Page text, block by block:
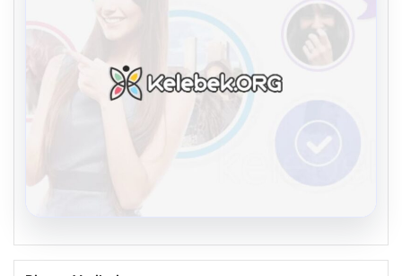
Kelebek chat adresi İle Dijital İletişimin